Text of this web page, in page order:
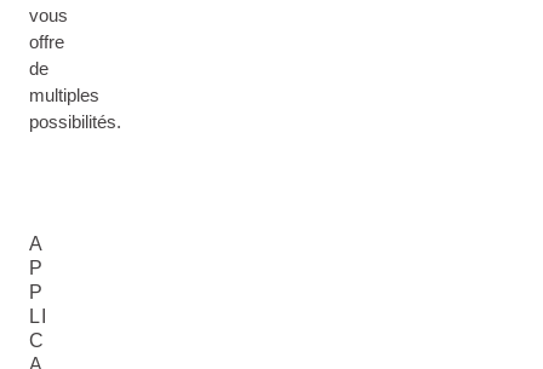
vous
offre
de
multiples
possibilités.
A
P
P
LI
C
A